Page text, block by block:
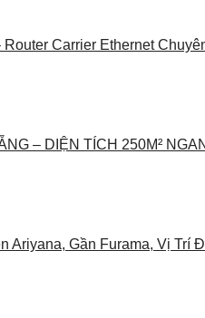
Carrier Ethernet
– DIỆN TÍCH 250M²
Ariyana, Gần Furama, Vị Trí